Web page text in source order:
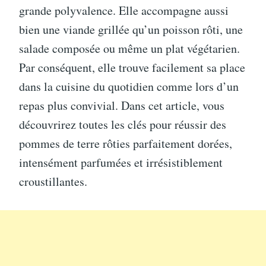
grande polyvalence. Elle accompagne aussi
bien une viande grillée qu’un poisson rôti, une
salade composée ou même un plat végétarien.
Par conséquent, elle trouve facilement sa place
dans la cuisine du quotidien comme lors d’un
repas plus convivial. Dans cet article, vous
découvrirez toutes les clés pour réussir des
pommes de terre rôties parfaitement dorées,
intensément parfumées et irrésistiblement
croustillantes.